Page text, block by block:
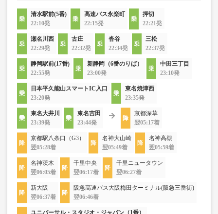
清水駅前(5番)
22:10発
高速バス永楽町
22:15発
押切
22:21発
瀬名川西
22:29発
古庄
22:32発
沓谷
22:34発
三松
22:37発
静岡駅前(17番)
22:55発
新静岡（6番のりば）
23:00発
中田三丁目
23:10発
日本平久能山スマートIC入口
23:20発
東名焼津西
23:35発
東名大井川
23:39発
東名吉田
23:44発
京都深草
翌05:17着
京都駅八条口（G3）
翌05:28着
名神大山崎
翌05:49着
名神高槻
翌05:59着
名神茨木
翌06:05着
千里中央
翌06:17着
千里ニュータウン
翌06:27着
新大阪
翌06:37着
阪急高速バス大阪梅田ターミナル(阪急三番街)
翌06:46着
ユニバーサル・スタジオ・ジャパン（1番）